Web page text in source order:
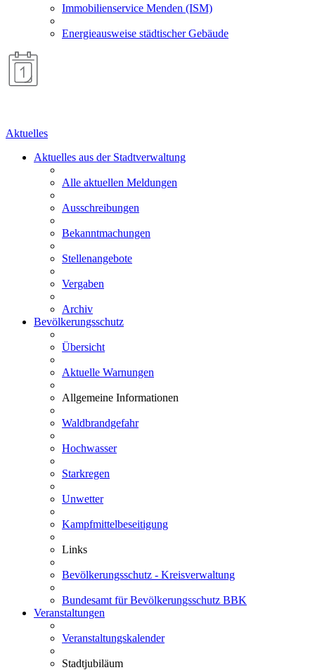
Immobilienservice Menden (ISM)
Energieausweise städtischer Gebäude
Aktuelles
Aktuelles aus der Stadtverwaltung
Alle aktuellen Meldungen
Ausschreibungen
Bekanntmachungen
Stellenangebote
Vergaben
Archiv
Bevölkerungsschutz
Übersicht
Aktuelle Warnungen
Allgemeine Informationen
Waldbrandgefahr
Hochwasser
Starkregen
Unwetter
Kampfmittelbeseitigung
Links
Bevölkerungsschutz - Kreisverwaltung
Bundesamt für Bevölkerungsschutz BBK
Veranstaltungen
Veranstaltungskalender
Stadtjubiläum